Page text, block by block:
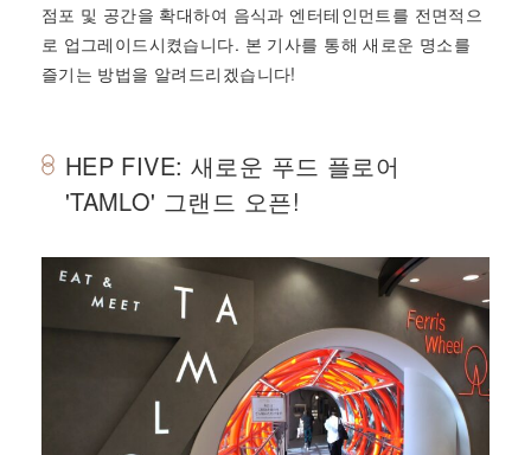
점포 및 공간을 확대하여 음식과 엔터테인먼트를 전면적으
로 업그레이드시켰습니다. 본 기사를 통해 새로운 명소를
즐기는 방법을 알려드리겠습니다!
HEP FIVE: 새로운 푸드 플로어
'TAMLO' 그랜드 오픈!